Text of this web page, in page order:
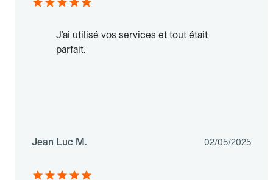
J’ai utilisé vos services et tout était
parfait.
Jean Luc M. 02/05/2025